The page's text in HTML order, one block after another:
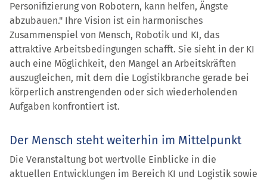
Personifizierung von Robotern, kann helfen, Ängste
abzubauen." Ihre Vision ist ein harmonisches
Zusammenspiel von Mensch, Robotik und KI, das
attraktive Arbeitsbedingungen schafft. Sie sieht in der KI
auch eine Möglichkeit, den Mangel an Arbeitskräften
auszugleichen, mit dem die Logistikbranche gerade bei
körperlich anstrengenden oder sich wiederholenden
Aufgaben konfrontiert ist.
Der Mensch steht weiterhin im Mittelpunkt
Die Veranstaltung bot wertvolle Einblicke in die
aktuellen Entwicklungen im Bereich KI und Logistik sowie